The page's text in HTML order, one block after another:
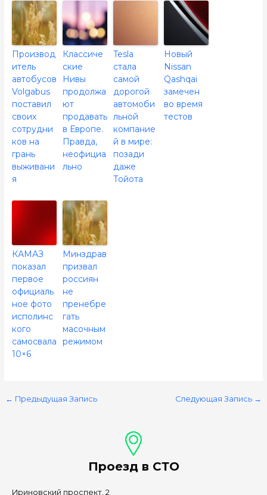
Производ
итель
автобусов
Volgabus
поставил
своих
сотрудни
ков на
грань
выживани
я
Классиче
ские
Нивы
продолжа
ют
продавать
в Европе.
Правда,
неофициа
льно
Tesla
стала
самой
дорогой
автомоби
льной
компание
й в мире:
позади
даже
Тойота
Новый
Nissan
Qashqai
замечен
во время
тестов
КАМАЗ
показал
первое
официаль
ное фото
исполинс
кого
самосвала
10×6
Минздрав
призвал
россиян
не
пренебре
гать
масочным
режимом
← Предыдущая Запись Следующая Запись →
Проезд в СТО
Ириновский проспект, 2